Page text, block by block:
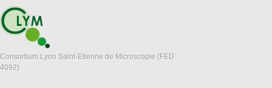
Consortium Lyon Saint-Etienne de Microscopie (FED
4092)